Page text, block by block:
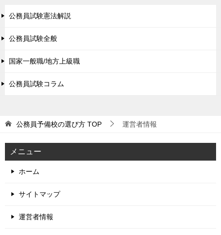
公務員試験憲法解説
公務員試験全般
国家一般職/地方上級職
公務員試験コラム
公務員予備校の選び方 TOP 運営者情報
メニュー
ホーム
サイトマップ
運営者情報